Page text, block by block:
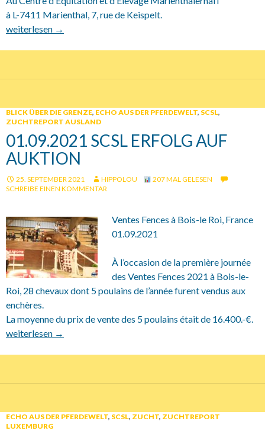
à L-7411 Marienthal, 7, rue de Keispelt.
SCSL Assemblée Générale 15.03.2024
weiterlesen →
BLICK ÜBER DIE GRENZE, ECHO AUS DER PFERDEWELT, SCSL,
ZUCHTREPORT AUSLAND
01.09.2021 SCSL ERFOLG AUF
AUKTION
25. SEPTEMBER 2021 HIPPOLOU
207 MAL GELESEN
SCHREIBE EINEN KOMMENTAR
Ventes Fences à Bois-le Roi, France
01.09.2021
À l’occasion de la première journée
des Ventes Fences 2021 à Bois-le-
Roi, 28 chevaux dont 5 poulains de l’année furent vendus aux
enchères.
La moyenne du prix de vente des 5 poulains était de 16.400.-€.
01.09.2021 SCSL Erfolg auf Auktion
weiterlesen →
ECHO AUS DER PFERDEWELT, SCSL, ZUCHT, ZUCHTREPORT
LUXEMBURG